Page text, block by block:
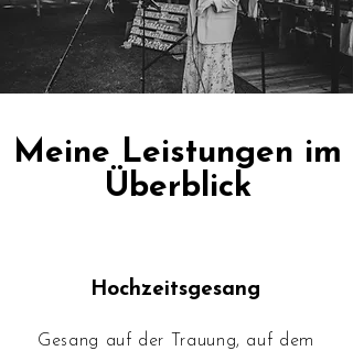
Meine Leistungen im
Überblick
Hochzeitsgesang
Gesang auf der Trauung, auf dem